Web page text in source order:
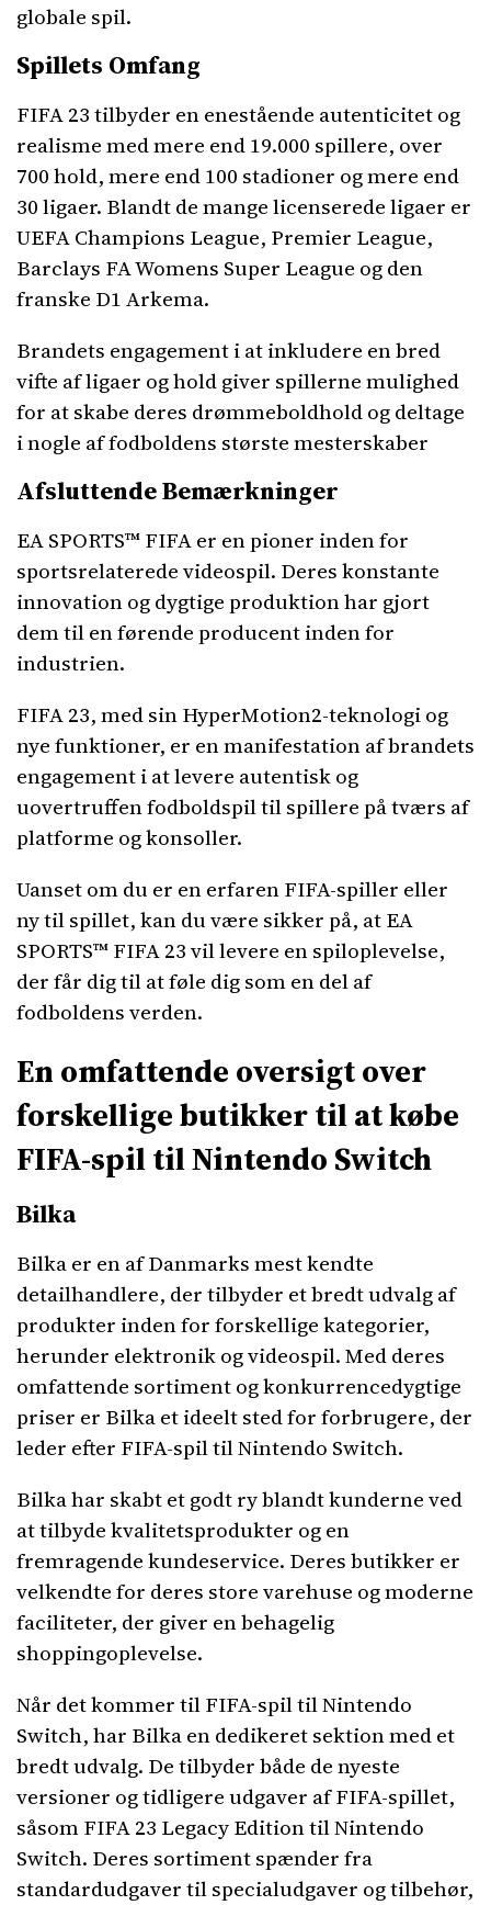
globale spil.
Spillets Omfang
FIFA 23 tilbyder en enestående autenticitet og
realisme med mere end 19.000 spillere, over
700 hold, mere end 100 stadioner og mere end
30 ligaer. Blandt de mange licenserede ligaer er
UEFA Champions League, Premier League,
Barclays FA Womens Super League og den
franske D1 Arkema.
Brandets engagement i at inkludere en bred
vifte af ligaer og hold giver spillerne mulighed
for at skabe deres drømmeboldhold og deltage
i nogle af fodboldens største mesterskaber
Afsluttende Bemærkninger
EA SPORTS™ FIFA er en pioner inden for
sportsrelaterede videospil. Deres konstante
innovation og dygtige produktion har gjort
dem til en førende producent inden for
industrien.
FIFA 23, med sin HyperMotion2-teknologi og
nye funktioner, er en manifestation af brandets
engagement i at levere autentisk og
uovertruffen fodboldspil til spillere på tværs af
platforme og konsoller.
Uanset om du er en erfaren FIFA-spiller eller
ny til spillet, kan du være sikker på, at EA
SPORTS™ FIFA 23 vil levere en spiloplevelse,
der får dig til at føle dig som en del af
fodboldens verden.
En omfattende oversigt over
forskellige butikker til at købe
FIFA-spil til Nintendo Switch
Bilka
Bilka er en af Danmarks mest kendte
detailhandlere, der tilbyder et bredt udvalg af
produkter inden for forskellige kategorier,
herunder elektronik og videospil. Med deres
omfattende sortiment og konkurrencedygtige
priser er Bilka et ideelt sted for forbrugere, der
leder efter FIFA-spil til Nintendo Switch.
Bilka har skabt et godt ry blandt kunderne ved
at tilbyde kvalitetsprodukter og en
fremragende kundeservice. Deres butikker er
velkendte for deres store varehuse og moderne
faciliteter, der giver en behagelig
shoppingoplevelse.
Når det kommer til FIFA-spil til Nintendo
Switch, har Bilka en dedikeret sektion med et
bredt udvalg. De tilbyder både de nyeste
versioner og tidligere udgaver af FIFA-spillet,
såsom FIFA 23 Legacy Edition til Nintendo
Switch. Deres sortiment spænder fra
standardudgaver til specialudgaver og tilbehør,